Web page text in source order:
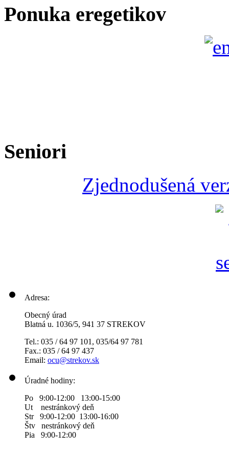
Ponuka eregetikov
Seniori
Zjednodušená
Adresa:
Obecný úrad
Blatná u. 1036/5, 941 37 STREKOV
Tel.: 035 / 64 97 101, 035/64 97 781
Fax.: 035 / 64 97 437
Email: ocu@strekov.sk
Úradné hodiny:
Po 9:00-12:00 13:00-15:00
Ut nestránkový deň
Str 9:00-12:00 13:00-16:00
Štv nestránkový deň
Pia 9:00-12:00